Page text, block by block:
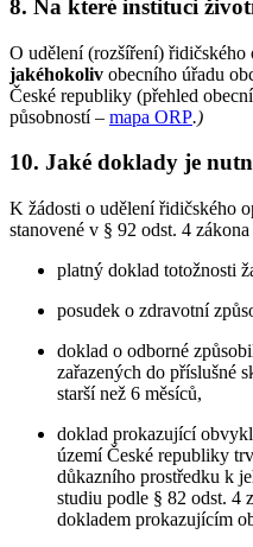
8. Na které instituci
O udělení (rozšíření) řidičského
jakéhokoliv obecního úřadu
České republiky (přehled
působností – mapa ORP.)
10. Jaké doklady je
K žádosti o udělení řidičského
stanovené v § 92 odst. 4
platný doklad totožnosti
posudek o zdravotní
doklad o odborné
zařazených do příslušné
starší než 6 měsíců,
doklad prokazující
území České republiky
důkazního prostředku k
studiu podle § 82 odst. 4
dokladem prokazujícím